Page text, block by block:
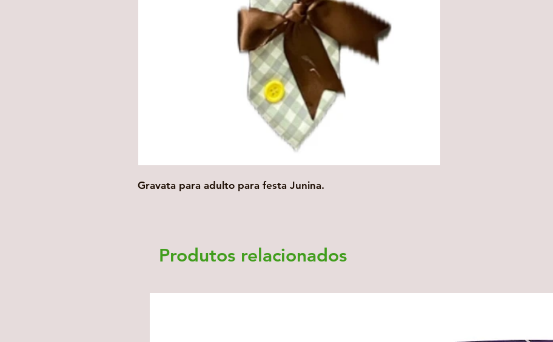
Gravata para adulto para festa Junina.
Produtos relacionados